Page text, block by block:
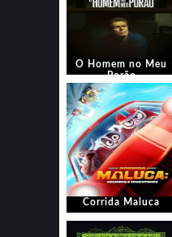
O Homem no Meu
Porão
Corrida Maluca